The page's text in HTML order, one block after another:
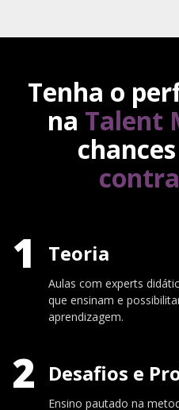
Tenha o
na Talent
1 Teoria
Aulas com experts
que ensinam e
aprendizagem.
2 Desafios e
Ensino pautado na